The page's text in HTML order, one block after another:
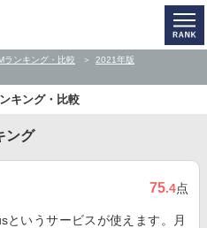
ランキング・比較
2021年版
キング・比較
ング
75.4点
というサービスが使えます。月